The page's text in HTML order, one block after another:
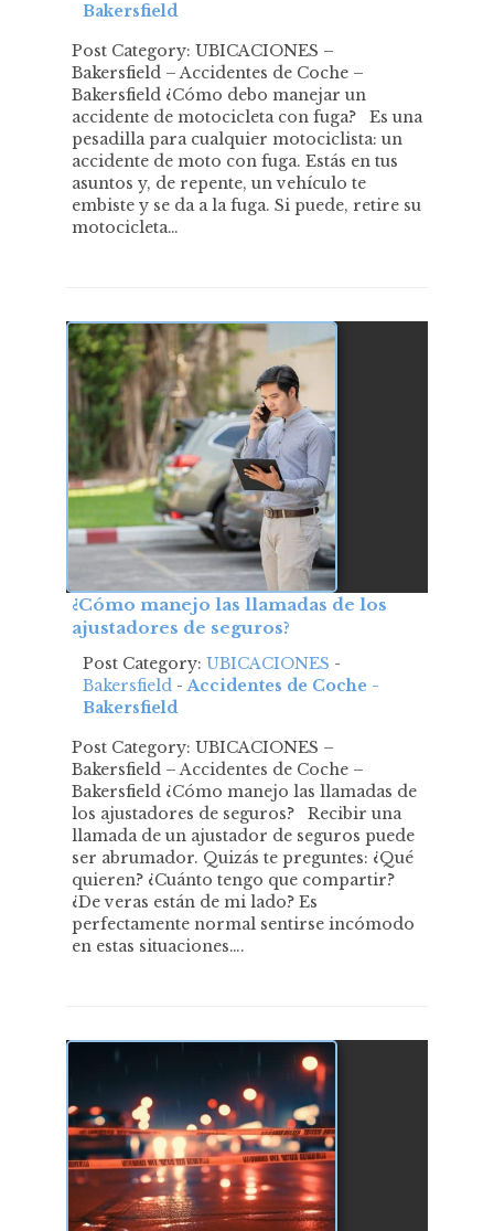
Bakersfield
Post Category: UBICACIONES –
Bakersfield – Accidentes de Coche –
Bakersfield ¿Cómo debo manejar un
accidente de motocicleta con fuga? Es una
pesadilla para cualquier motociclista: un
accidente de moto con fuga. Estás en tus
asuntos y, de repente, un vehículo te
embiste y se da a la fuga. Si puede, retire su
motocicleta…
¿Cómo manejo las llamadas de los
ajustadores de seguros?
Post Category: UBICACIONES -
Bakersfield -Accidentes de Coche -
Bakersfield
Post Category: UBICACIONES –
Bakersfield – Accidentes de Coche –
Bakersfield ¿Cómo manejo las llamadas de
los ajustadores de seguros? Recibir una
llamada de un ajustador de seguros puede
ser abrumador. Quizás te preguntes: ¿Qué
quieren? ¿Cuánto tengo que compartir?
¿De veras están de mi lado? Es
perfectamente normal sentirse incómodo
en estas situaciones….